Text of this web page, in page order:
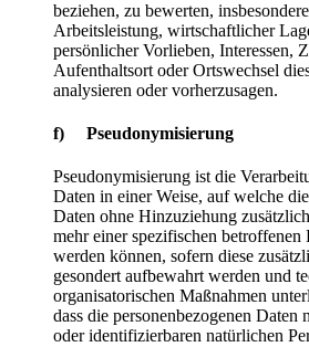
beziehen, zu bewerten,
Arbeitsleistung, wirtschaftlicher
persönlicher Vorlieben, Interessen,
Aufenthaltsort oder Ortswechsel
analysieren oder vorherzusagen.
f) Pseudonymisierung
Pseudonymisierung ist die
Daten in einer Weise, auf welche
Daten ohne Hinzuziehung
mehr einer spezifischen betroffenen
werden können, sofern diese
gesondert aufbewahrt werden und
organisatorischen Maßnahmen
dass die personenbezogenen
oder identifizierbaren natürlichen